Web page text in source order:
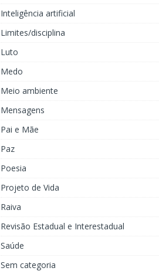
Inteligência artificial
Limites/disciplina
Luto
Medo
Meio ambiente
Mensagens
Pai e Mãe
Paz
Poesia
Projeto de Vida
Raiva
Revisão Estadual e Interestadual
Saúde
Sem categoria